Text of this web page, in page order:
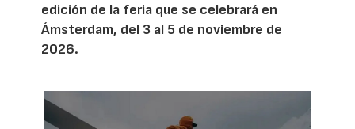
edición de la feria que se celebrará en
Ámsterdam, del 3 al 5 de noviembre de
2026.